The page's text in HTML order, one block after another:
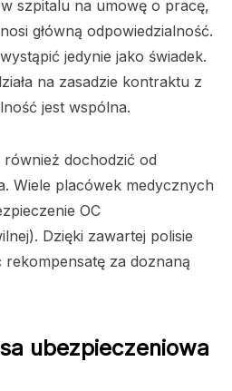
szpitalu na umowę o pracę,
główną odpowiedzialność.
jedynie jako świadek.
na zasadzie kontraktu z
jest wspólna.
dochodzić od
Wiele placówek medycznych
OC
Dzięki zawartej polisie
za doznaną
ubezpieczeniowa